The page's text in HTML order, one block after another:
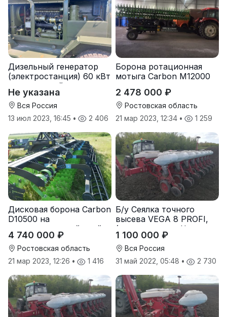
Дизельный генератор
(электростанция) 60 кВт
-автономный источник
электроэнергии
Не указана
Вся Россия
13 июл 2023, 16:45 • 2 406
Борона ротационная
мотыга Carbon М12000
2 478 000 ₽
Ростовская область
21 мар 2023, 12:34 • 1 259
Дисковая борона Carbon
D10500 на
подпружиненной стойке
(3D)
4 740 000 ₽
Ростовская область
21 мар 2023, 12:26 • 1 416
Б/у Сеялка точного
высева VEGA 8 PROFI,
(производство Червона
Зирка), 2016 г., в
отличном состоянии
1 100 000 ₽
Вся Россия
31 май 2022, 05:48 • 2 730